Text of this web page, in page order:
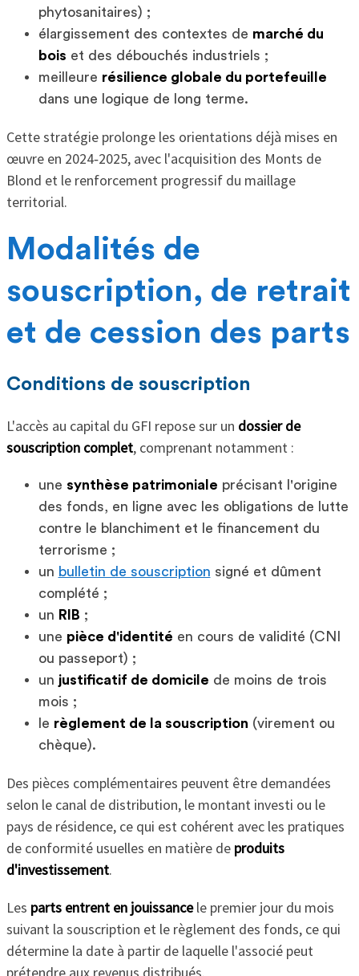
phytosanitaires) ;
élargissement des contextes de marché du
bois et des débouchés industriels ;
meilleure résilience globale du portefeuille
dans une logique de long terme.
Cette stratégie prolonge les orientations déjà mises en
œuvre en 2024‑2025, avec l'acquisition des Monts de
Blond et le renforcement progressif du maillage
territorial.
Modalités de
souscription, de retrait
et de cession des parts
Conditions de souscription
L'accès au capital du GFI repose sur un dossier de
souscription complet, comprenant notamment :
une synthèse patrimoniale précisant l'origine
des fonds, en ligne avec les obligations de lutte
contre le blanchiment et le financement du
terrorisme ;
un bulletin de souscription signé et dûment
complété ;
un RIB ;
une pièce d'identité en cours de validité (CNI
ou passeport) ;
un justificatif de domicile de moins de trois
mois ;
le règlement de la souscription (virement ou
chèque).
Des pièces complémentaires peuvent être demandées
selon le canal de distribution, le montant investi ou le
pays de résidence, ce qui est cohérent avec les pratiques
de conformité usuelles en matière de produits
d'investissement.
Les parts entrent en jouissancele premier jour du mois
suivant la souscription et le règlement des fonds, ce qui
détermine la date à partir de laquelle l'associé peut